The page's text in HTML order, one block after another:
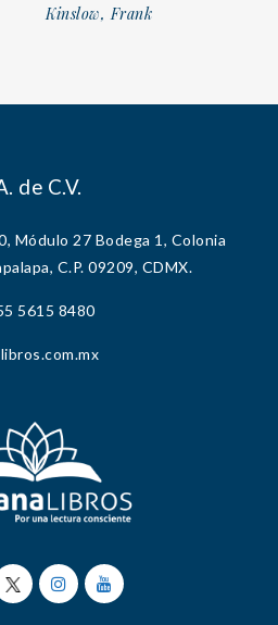
Kinslow, Frank
de C.V.
Módulo 27 Bodega 1, Colonia
C.P. 09209, CDMX.
5615 8480